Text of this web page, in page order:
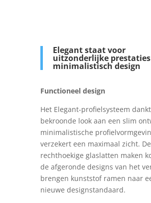
Elegant staat voor
uitzonderlijke
minimalistisch design
Functioneel design
Het Elegant-profielsysteem
bekroonde look aan een slim
minimalistische
verzekert een maximaal zicht. De
rechthoekige glaslatten maken
de afgeronde designs van het
brengen kunststof ramen naar
nieuwe designstandaard.